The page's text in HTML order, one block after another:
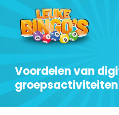
Voordelen van
groepsactiviteiten